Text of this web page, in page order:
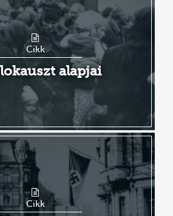
Cikk
alapjai
Cikk